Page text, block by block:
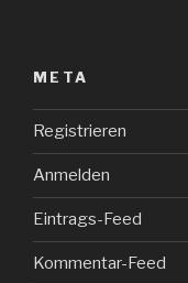
META
Registrieren
Anmelden
Eintrags-Feed
Kommentar-Feed